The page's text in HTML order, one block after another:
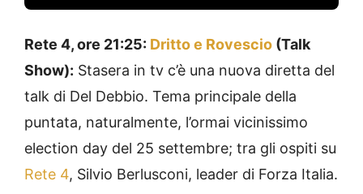
Rete 4, ore 21:25: Dritto e Rovescio (Talk
Show): Stasera in tv c’è una nuova diretta del
talk di Del Debbio. Tema principale della
puntata, naturalmente, l’ormai vicinissimo
election day del 25 settembre; tra gli ospiti su
Rete 4, Silvio Berlusconi, leader di Forza Italia.